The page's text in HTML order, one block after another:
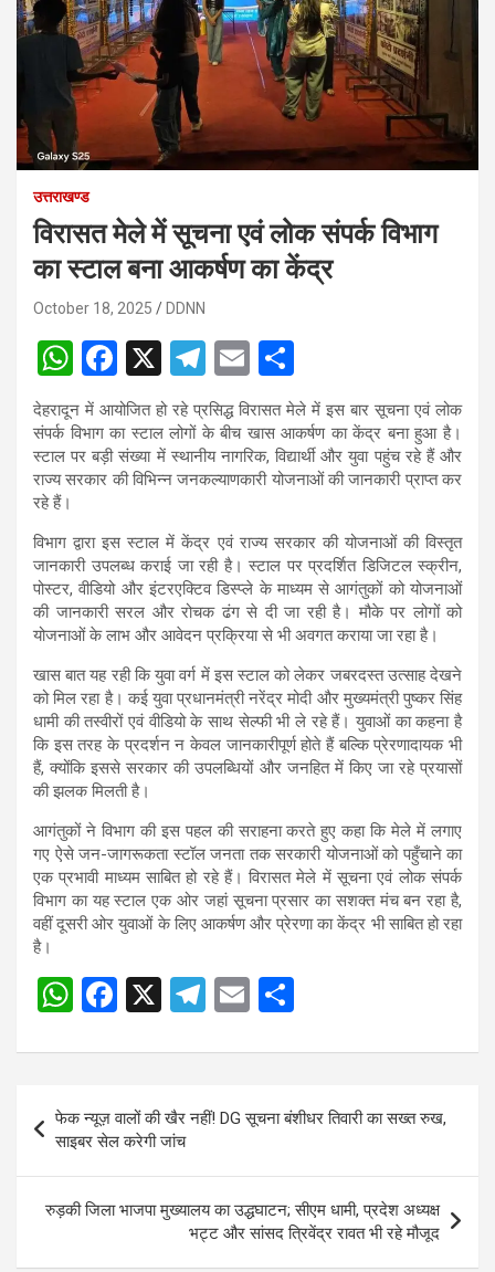
उत्तराखण्ड
विरासत मेले में सूचना एवं लोक संपर्क विभाग
का स्टाल बना आकर्षण का केंद्र
October 18, 2025 DDNN
W
h
at
s
A
p
p
F
a
ce
b
o
o
k
X
T
el
e
gr
a
m
E
m
ail
h
ar
e
देहरादून में आयोजित हो रहे प्रसिद्ध विरासत मेले में इस बार सूचना एवं लोक
संपर्क विभाग का स्टाल लोगों के बीच खास आकर्षण का केंद्र बना हुआ है।
स्टाल पर बड़ी संख्या में स्थानीय नागरिक, विद्यार्थी और युवा पहुंच रहे हैं और
राज्य सरकार की विभिन्न जनकल्याणकारी योजनाओं की जानकारी प्राप्त कर
रहे हैं।
विभाग द्वारा इस स्टाल में केंद्र एवं राज्य सरकार की योजनाओं की विस्तृत
जानकारी उपलब्ध कराई जा रही है। स्टाल पर प्रदर्शित डिजिटल स्क्रीन,
पोस्टर, वीडियो और इंटरएक्टिव डिस्प्ले के माध्यम से आगंतुकों को योजनाओं
की जानकारी सरल और रोचक ढंग से दी जा रही है। मौके पर लोगों को
योजनाओं के लाभ और आवेदन प्रक्रिया से भी अवगत कराया जा रहा है।
खास बात यह रही कि युवा वर्ग में इस स्टाल को लेकर जबरदस्त उत्साह देखने
को मिल रहा है। कई युवा प्रधानमंत्री नरेंद्र मोदी और मुख्यमंत्री पुष्कर सिंह
धामी की तस्वीरों एवं वीडियो के साथ सेल्फी भी ले रहे हैं। युवाओं का कहना है
कि इस तरह के प्रदर्शन न केवल जानकारीपूर्ण होते हैं बल्कि प्रेरणादायक भी
हैं, क्योंकि इससे सरकार की उपलब्धियों और जनहित में किए जा रहे प्रयासों
की झलक मिलती है।
आगंतुकों ने विभाग की इस पहल की सराहना करते हुए कहा कि मेले में लगाए
गए ऐसे जन-जागरूकता स्टॉल जनता तक सरकारी योजनाओं को पहुँचाने का
एक प्रभावी माध्यम साबित हो रहे हैं। विरासत मेले में सूचना एवं लोक संपर्क
विभाग का यह स्टाल एक ओर जहां सूचना प्रसार का सशक्त मंच बन रहा है,
वहीं दूसरी ओर युवाओं के लिए आकर्षण और प्रेरणा का केंद्र भी साबित हो रहा
है।
PostW
at
A
p
p
F
ce
b
o
o
k
X
T
e
gr
a
m
E
ail ar
e
Post
navigation
फेक न्यूज़ वालों की खैर नहीं! DG सूचना बंशीधर तिवारी का सख्त रुख,
साइबर सेल करेगी जांच
रुड़की जिला भाजपा मुख्यालय का उद्धघाटन; सीएम धामी, प्रदेश अध्यक्ष
भट्ट और सांसद त्रिवेंद्र रावत भी रहे मौजूद